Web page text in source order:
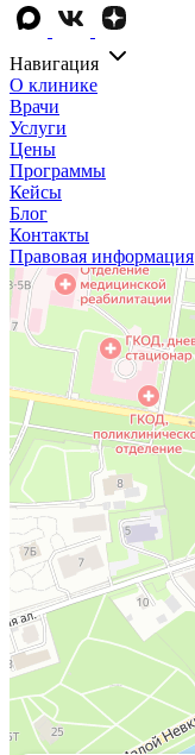
Навигация
О клинике
Врачи
Услуги
Цены
Программы
Кейсы
Блог
Контакты
Правовая информация